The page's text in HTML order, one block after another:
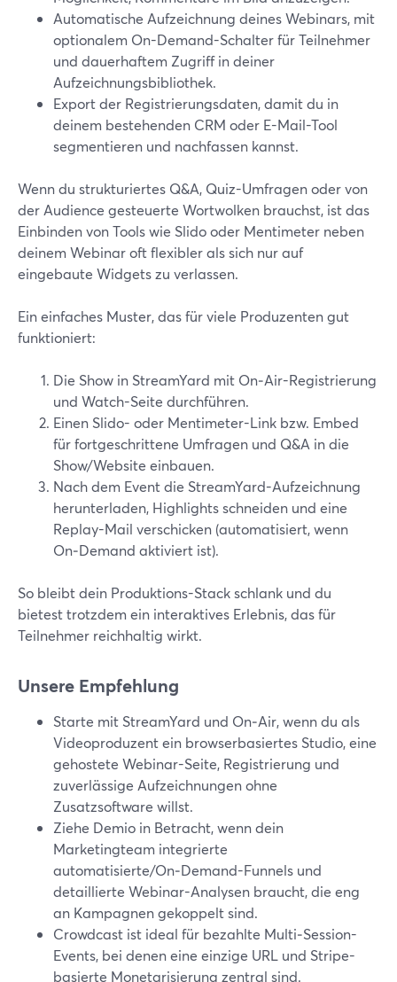
Automatische Aufzeichnung deines Webinars, mit
optionalem On-Demand-Schalter für Teilnehmer
und dauerhaftem Zugriff in deiner
Aufzeichnungsbibliothek.
Export der Registrierungsdaten, damit du in
deinem bestehenden CRM oder E-Mail-Tool
segmentieren und nachfassen kannst.
Wenn du strukturiertes Q&A, Quiz-Umfragen oder von
der Audience gesteuerte Wortwolken brauchst, ist das
Einbinden von Tools wie Slido oder Mentimeter neben
deinem Webinar oft flexibler als sich nur auf
eingebaute Widgets zu verlassen.
Ein einfaches Muster, das für viele Produzenten gut
funktioniert:
Die Show in StreamYard mit On‑Air-Registrierung
und Watch-Seite durchführen.
Einen Slido- oder Mentimeter-Link bzw. Embed
für fortgeschrittene Umfragen und Q&A in die
Show/Website einbauen.
Nach dem Event die StreamYard-Aufzeichnung
herunterladen, Highlights schneiden und eine
Replay-Mail verschicken (automatisiert, wenn
On‑Demand aktiviert ist).
So bleibt dein Produktions-Stack schlank und du
bietest trotzdem ein interaktives Erlebnis, das für
Teilnehmer reichhaltig wirkt.
Unsere Empfehlung
Starte mit StreamYard und On‑Air, wenn du als
Videoproduzent ein browserbasiertes Studio, eine
gehostete Webinar-Seite, Registrierung und
zuverlässige Aufzeichnungen ohne
Zusatzsoftware willst.
Ziehe Demio in Betracht, wenn dein
Marketingteam integrierte
automatisierte/On‑Demand-Funnels und
detaillierte Webinar-Analysen braucht, die eng
an Kampagnen gekoppelt sind.
Crowdcast ist ideal für bezahlte Multi‑Session-
Events, bei denen eine einzige URL und Stripe-
basierte Monetarisierung zentral sind.